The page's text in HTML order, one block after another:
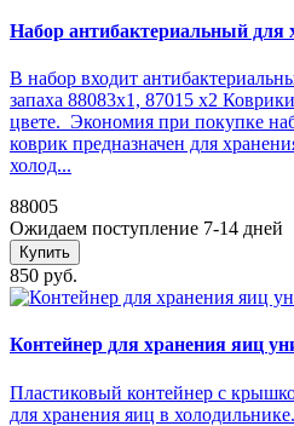
Набор антибактериальный для
В набор входит
запаха 88083x1, 87015 x2
цвете. Экономия при покупке
коврик предназначен для
холод...
88005
Ожидаем поступление 7-14 дней
Купить
850 руб.
Контейнер для хранения яиц
Пластиковый контейнер с
для хранения яиц в